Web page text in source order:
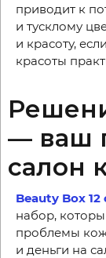
приводит к
и тусклому
и красоту,
красоты
— ваш
салон
Beauty Box
набор,
проблемы
и деньги на